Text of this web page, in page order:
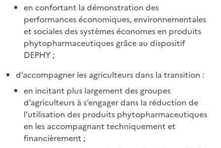
en confortant la démonstration des
performances économiques, environnementales
et sociales des systèmes économes en produits
phytopharmaceutiques grâce au dispositif
DEPHY ;
d’accompagner les agriculteurs dans la transition :
en incitant plus largement des groupes
d’agriculteurs à s’engager dans la réduction de
l’utilisation des produits phytopharmaceutiques
en les accompagnant techniquement et
financièrement ;